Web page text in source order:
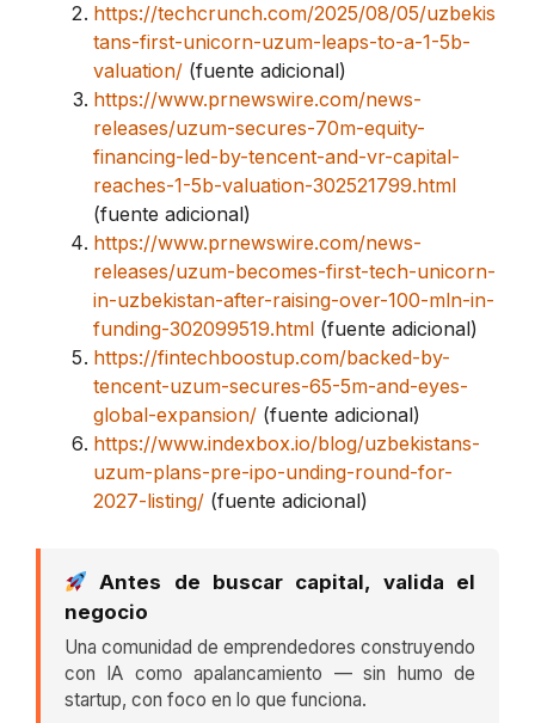
https://techcrunch.com/2025/08/05/uzbekis
tans-first-unicorn-uzum-leaps-to-a-1-5b-
valuation/ (fuente adicional)
https://www.prnewswire.com/news-
releases/uzum-secures-70m-equity-
financing-led-by-tencent-and-vr-capital-
reaches-1-5b-valuation-302521799.html
(fuente adicional)
https://www.prnewswire.com/news-
releases/uzum-becomes-first-tech-unicorn-
in-uzbekistan-after-raising-over-100-mln-in-
funding-302099519.html (fuente adicional)
https://fintechboostup.com/backed-by-
tencent-uzum-secures-65-5m-and-eyes-
global-expansion/ (fuente adicional)
https://www.indexbox.io/blog/uzbekistans-
uzum-plans-pre-ipo-unding-round-for-
2027-listing/ (fuente adicional)
Antes de buscar capital, valida el
negocio
Una comunidad de emprendedores construyendo
con IA como apalancamiento — sin humo de
startup, con foco en lo que funciona.